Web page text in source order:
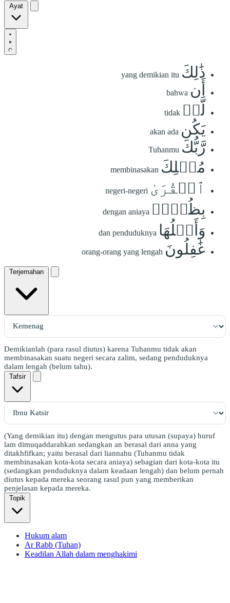
Ayat
ذَٰلِكَ yang demikian itu
أَن bahwa
لَّمۡ tidak
يَكُن akan ada
رَّبُّكَ Tuhanmu
مُهۡلِكَ membinasakan
ٱلۡقُرَىٰ negeri-negeri
بِظُلۡمٖ dengan aniaya
وَأَهۡلُهَا dan penduduknya
غَٰفِلُونَ orang-orang yang lengah
Terjemahan
Demikianlah (para rasul diutus) karena Tuhanmu tidak akan
membinasakan suatu negeri secara zalim, sedang penduduknya
dalam lengah (belum tahu).
Tafsir
(Yang demikian itu) dengan mengutus para utusan (supaya) huruf
lam dimuqaddarahkan sedangkan an berasal dari anna yang
ditakhfifkan; yaitu berasal dari liannahu (Tuhanmu tidak
membinasakan kota-kota secara aniaya) sebagian dari kota-kota itu
(sedangkan penduduknya dalam keadaan lengah) dan belum pernah
diutus kepada mereka seorang rasul pun yang memberikan
penjelasan kepada mereka.
Topik
Hukum alam
Ar Rabb (Tuhan)
Keadilan Allah dalam menghakimi